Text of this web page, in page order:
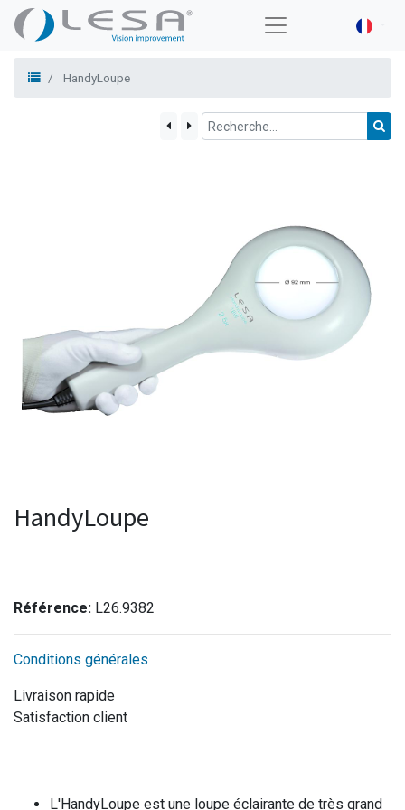
HandyLoupe
HandyLoupe
Référence: L26.9382
Conditions générales
Livraison rapide
Satisfaction client
L'HandyLoupe est une loupe éclairante de très grand